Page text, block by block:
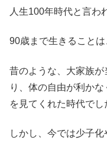
人生100年時代と言わ
90歳まで生きることは
昔のような、大家族
り、体の自由が利か
を見てくれた時代でし
しかし、今では少子